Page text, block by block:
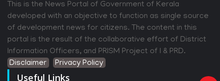
This is the News Portal of Government of Kerala
developed with an objective to function as single source
of development news for citizens. The content in this
portal is the result of the collaborative effort of District
Information Officers, and PRISM Project of I & PRD.
Disclaimer
Privacy Policy
Useful Links